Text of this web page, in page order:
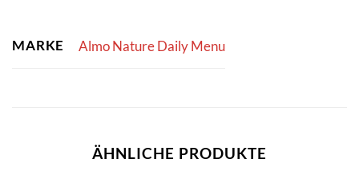
MARKE Almo Nature Daily Menu
ÄHNLICHE PRODUKTE